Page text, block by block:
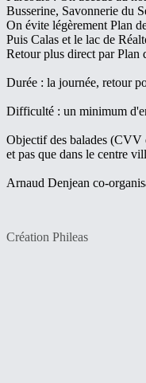
Busserine, Savonnerie du
On évite légèrement Plan
Puis Calas et le lac de
Retour plus direct par Plan
Durée : la journée, retour
Difficulté : un minimum
Objectif des balades (CVV
et pas que dans le centre
Arnaud Denjean co-
Création Phileas